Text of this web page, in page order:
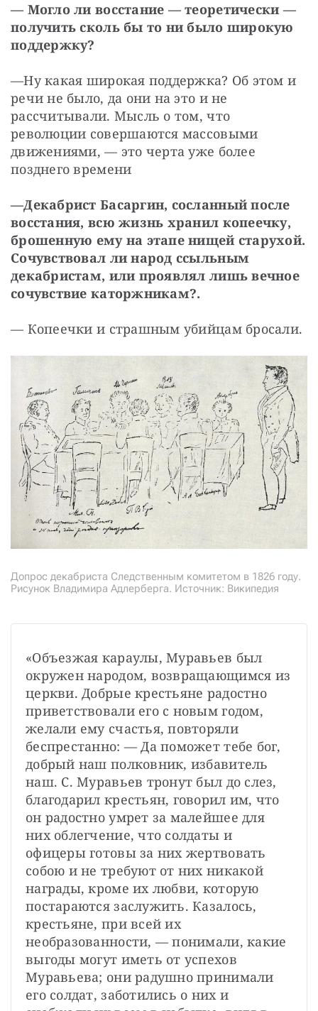
— Могло ли восстание — теоретически —
получить сколь бы то ни было широкую
поддержку?
—Ну какая широкая поддержка? Об этом и
речи не было, да они на это и не
рассчитывали. Мысль о том, что
революции совершаются массовыми
движениями, — это черта уже более
позднего времени
—Декабрист Басаргин, сосланный после
восстания, всю жизнь хранил копеечку,
брошенную ему на этапе нищей старухой.
Сочувствовал ли народ ссыльным
декабристам, или проявлял лишь вечное
сочувствие каторжникам?.
— Копеечки и страшным убийцам бросали.
Допрос декабриста Следственным комитетом в 1826 году.
Рисунок Владимира Адлерберга. Источник: Википедия
«Объезжая караулы, Муравьев был
окружен народом, возвращающимся из
церкви. Добрые крестьяне радостно
приветствовали его с новым годом,
желали ему счастья, повторяли
беспрестанно: — Да поможет тебе бог,
добрый наш полковник, избавитель
наш. С. Муравьев тронут был до слез,
благодарил крестьян, говорил им, что
он радостно умрет за малейшее для
них облегчение, что солдаты и
офицеры готовы за них жертвовать
собою и не требуют от них никакой
награды, кроме их любви, которую
постараются заслужить. Казалось,
крестьяне, при всей их
необразованности, — понимали, какие
выгоды могут иметь от успехов
Муравьева; они радушно принимали
его солдат, заботились о них и